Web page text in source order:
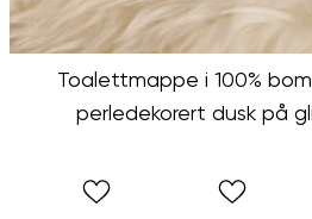
Toalettmappe i 100%
perledekorert dusk på